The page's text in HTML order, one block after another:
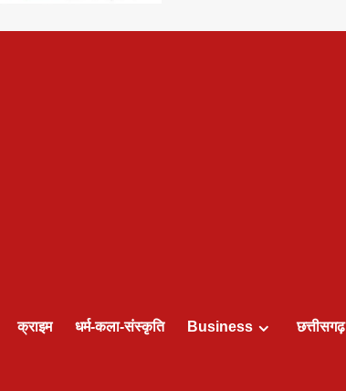
क्राइम धर्म-कला-संस्कृति Business छत्तीसगढ़